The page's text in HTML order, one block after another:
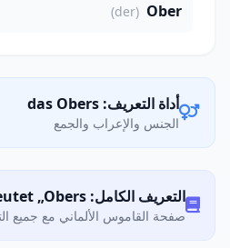
Ober
(der)
أداة التعريف: das Obers
الجنس والإعراب والجمع
التعريف الكامل: Was bedeutet „Obers"?
صفحة القاموس الألماني مع جميع